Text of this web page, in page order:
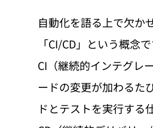
自動化を語る上で欠か
「CI/CD」という概念で
CI（継続的インテグレ
ードの変更が加わるた
ドとテストを実行する